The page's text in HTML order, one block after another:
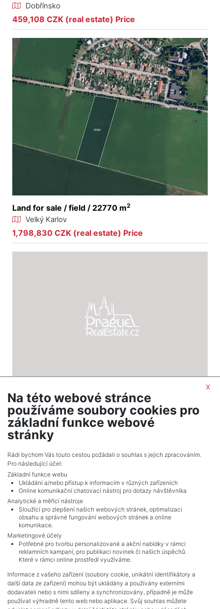
Dobřínsko
459,108 CZK (real estate) Price
Land for sale / field / 22770 m2
Velký Karlov
1,798,830 CZK (real estate) Price
Land for sale / field / 6328 m2
Kuchařovice
474,600 CZK (real estate) Price
Adverts total10.
NAVIGACE
Terms and conditions
Protection of personal data
Real estate's
Contact
x
Na této webové stránce
používáme soubory cookies pro
základní funkce webové
stránky
Rádi bychom Vás touto cestou požádali o souhlas s jejich zpracováním.
Pro následující účel:
Základní funkce webu
Ukládání a/nebo přístup k informacím v různých zařízeních
Online komunikační chatovací nástroj pro dotazy návštěvníka
Analytické a měřící nástroje
Sloužící pro zlepšení našich webových stránek, optimalizaci
obsahu a správné fungování webových stránek a online
komunikace.
Marketingové účely
Potřebné pro tvorbu personalizované a akční nabídky v rámci
reklamních kampaní, pro publikaci novinek či našich úspěchů.
Které v rámci online prostředí využíváme.
Informace z vašeho zařízení (soubory cookie, unikátní identifikátory a
další data ze zařízení) mohou být ukládány a používány externími
dodavateli nebo s nimi sdíleny a synchronizovány, případně je může
používat výhradně tento web nebo aplikace. Svůj souhlas můžete